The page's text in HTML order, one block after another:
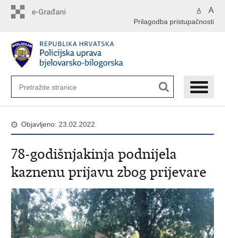
A A
Prilagodba pristupačnosti
Objavljeno: 23.02.2022.
78-godišnjakinja podnijela
kaznenu prijavu zbog prijevare